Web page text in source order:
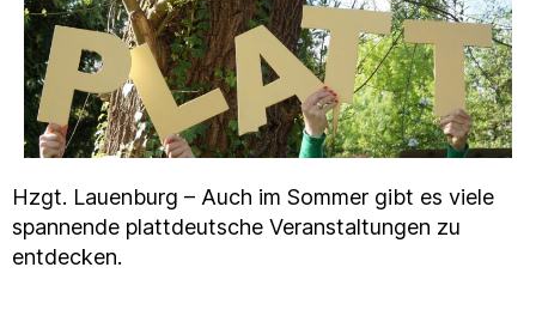
Hzgt. Lauenburg – Auch im Sommer gibt es viele
spannende plattdeutsche Veranstaltungen zu
entdecken.